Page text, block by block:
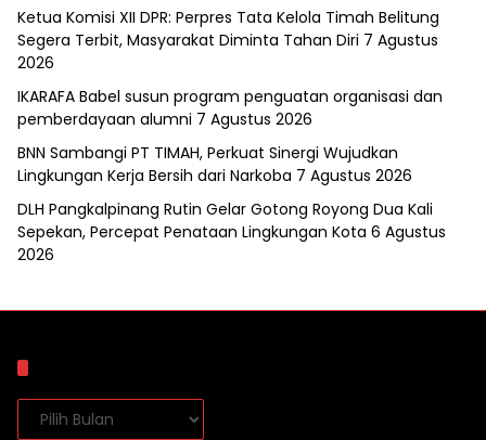
Ketua Komisi XII DPR: Perpres Tata Kelola Timah Belitung
Segera Terbit, Masyarakat Diminta Tahan Diri 7 Agustus
2026
IKARAFA Babel susun program penguatan organisasi dan
pemberdayaan alumni 7 Agustus 2026
BNN Sambangi PT TIMAH, Perkuat Sinergi Wujudkan
Lingkungan Kerja Bersih dari Narkoba 7 Agustus 2026
DLH Pangkalpinang Rutin Gelar Gotong Royong Dua Kali
Sepekan, Percepat Penataan Lingkungan Kota 6 Agustus
2026
Arsip